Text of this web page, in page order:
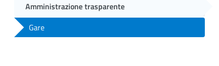
Amministrazione trasparente
Gare